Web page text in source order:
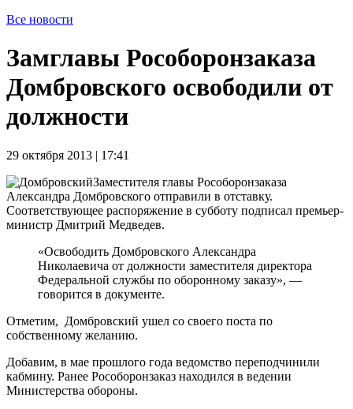
Все новости
Замглавы Рособоронзаказа
Домбровского освободили от
должности
29 октября 2013 | 17:41
Заместителя главы Рособоронзаказа
Александра Домбровского отправили в отставку.
Соответствующее распоряжение в субботу подписал премьер-
министр Дмитрий Медведев.
«Освободить Домбровского Александра
Николаевича от должности заместителя директора
Федеральной службы по оборонному заказу», —
говорится в документе.
Отметим, Домбровский ушел со своего поста по
собственному желанию.
Добавим, в мае прошлого года ведомство переподчинили
кабмину. Ранее Рособоронзаказ находился в ведении
Министерства обороны.